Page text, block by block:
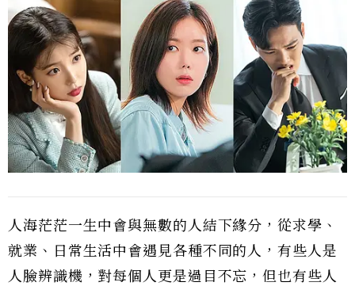
人海茫茫一生中會與無數的人結下緣分，從求學、
就業、日常生活中會遇見各種不同的人，有些人是
人臉辨識機，對每個人更是過目不忘，但也有些人